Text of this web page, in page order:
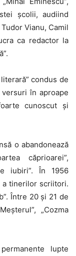
școlii, audiind
Vianu, Camil
ca redactor la
condus de
versuri în aproape
cunoscut și
o abandonează
căprioarei”,
iubiri”. În 1956
tinerilor scriitori.
Între 20 și 21 de
„Cozma
lupte